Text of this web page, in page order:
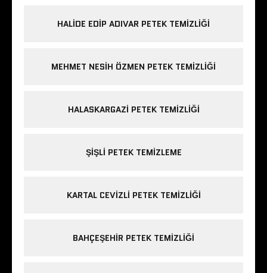
HALIDE EDIP ADIVAR PETEK TEMIZLIĞI
MEHMET NESIH ÖZMEN PETEK TEMIZLIĞI
HALASKARGAZI PETEK TEMIZLIĞI
ŞIŞLI PETEK TEMIZLEME
KARTAL CEVIZLI PETEK TEMIZLIĞI
BAHÇEŞEHIR PETEK TEMIZLIĞI